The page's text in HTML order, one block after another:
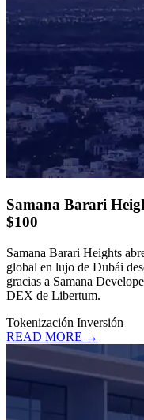
Samana Barari
$100
Samana Barari Heights
global en lujo de Dubái
gracias a Samana
DEX de Libertum.
Tokenización Inversión
READ MORE →